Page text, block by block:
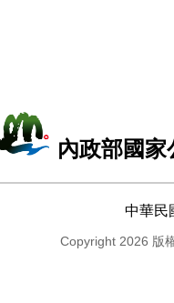
內政部國
中華民
Copyright 2026 版